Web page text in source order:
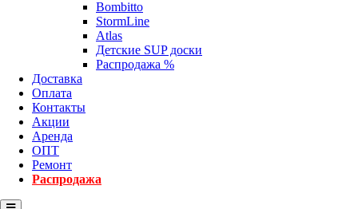
Bombitto
StormLine
Atlas
Детские SUP доски
Распродажа %
Доставка
Оплата
Контакты
Акции
Аренда
ОПТ
Ремонт
Распродажа